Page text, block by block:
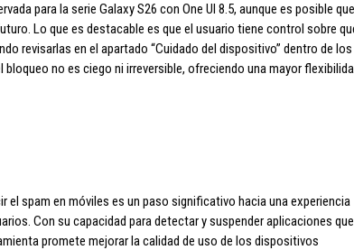
para la serie Galaxy S26 con One UI 8.5, aunque es posible
Lo que es destacable es que el usuario tiene control sobre
revisarlas en el apartado “Cuidado del dispositivo” dentro de los
no es ciego ni irreversible, ofreciendo una mayor
el spam en móviles es un paso significativo hacia una experiencia
Con su capacidad para detectar y suspender aplicaciones que
promete mejorar la calidad de uso de los dispositivos